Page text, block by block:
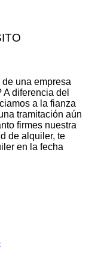
una empresa
diferencia del
a la fianza
tramitación aún
firmes nuestra
de alquiler, te
en la fecha